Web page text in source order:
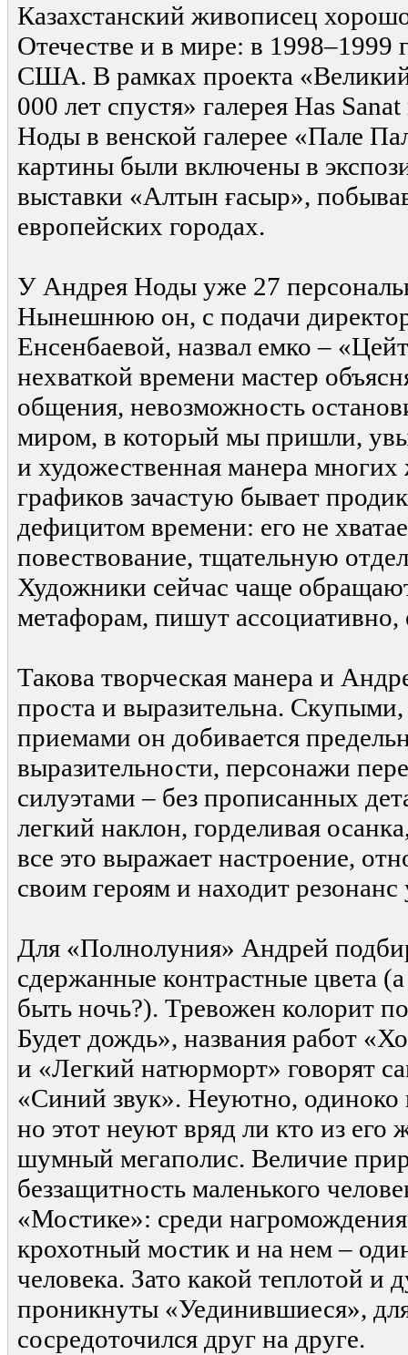
Казахстанский живописец
Отечестве и в мире: в 1998–1999
США. В рамках проекта
000 лет спустя» галерея Has
Ноды в венской галерее «Пале
картины были включены в
выставки «Алтын ғасыр»,
европейских городах.
У Андрея Ноды уже 27
Нынешнюю он, с подачи
Енсенбаевой, назвал емко –
нехваткой времени мастер
общения, невозможность
миром, в который мы пришли,
и художественная манера
графиков зачастую бывает
дефицитом времени: его не
повествование, тщательную
Художники сейчас чаще
метафорам, пишут
Такова творческая манера и
проста и выразительна.
приемами он добивается
выразительности, персонажи
силуэтами – без прописанных
легкий наклон, горделивая
все это выражает настроение,
своим героям и находит резонанс
Для «Полнолуния» Андрей
сдержанные контрастные цвета
быть ночь?). Тревожен колорит
Будет дождь», названия работ
и «Легкий натюрморт» говорят
«Синий звук». Неуютно, одиноко
но этот неуют вряд ли кто из его
шумный мегаполис. Величие
беззащитность маленького
«Мостике»: среди
крохотный мостик и на нем –
человека. Зато какой теплотой и
проникнуты «Уединившиеся»,
сосредоточился друг на друге.